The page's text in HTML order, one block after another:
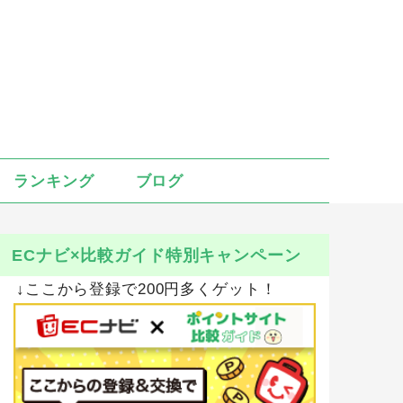
ランキング ブログ
ECナビ×比較ガイド特別キャンペーン
↓ここから登録で200円多くゲット！